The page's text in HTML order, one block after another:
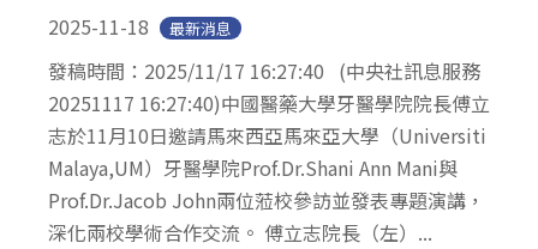
2025-11-18 最新消息
發稿時間：2025/11/17 16:27:40 (中央社訊息服務
20251117 16:27:40)中國醫藥大學牙醫學院院長傅立
志於11月10日邀請馬來西亞馬來亞大學（Universiti
Malaya,UM）牙醫學院Prof.Dr.Shani Ann Mani與
Prof.Dr.Jacob John兩位蒞校參訪並發表專題演講，
深化兩校學術合作交流。 傅立志院長（左）...